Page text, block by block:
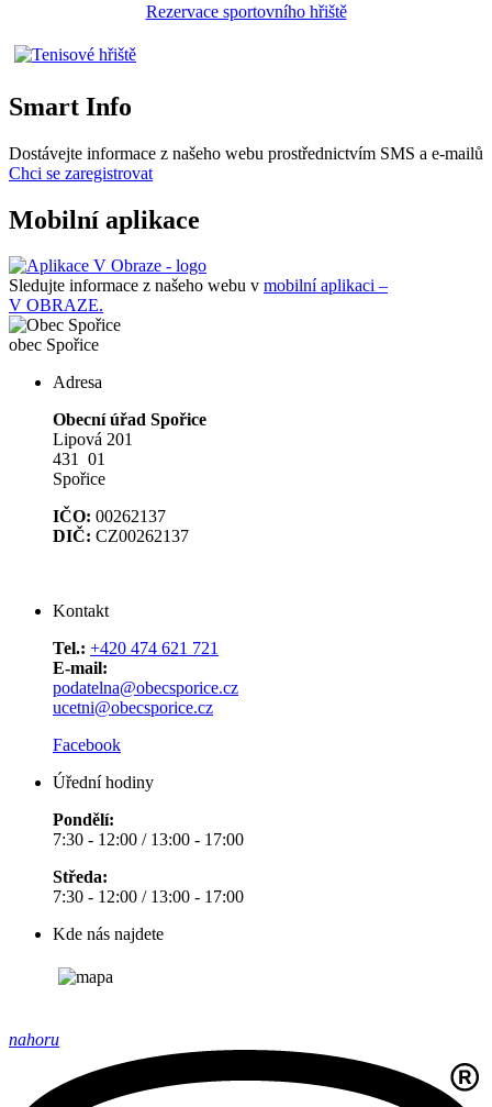
Rezervace sportovního hřiště
Smart Info
Dostávejte informace z našeho webu prostřednictvím SMS a e-mailů
Chci se zaregistrovat
Mobilní aplikace
Sledujte informace z našeho webu v mobilní aplikaci –
V OBRAZE.
obec Spořice
Adresa
Obecní úřad Spořice
Lipová 201
431 01
Spořice
IČO: 00262137
DIČ: CZ00262137
Kontakt
Tel.: +420 474 621 721
E-mail:
podatelna@obecsporice.cz
ucetni@obecsporice.cz
Facebook
Úřední hodiny
Pondělí:
7:30 - 12:00 / 13:00 - 17:00
Středa:
7:30 - 12:00 / 13:00 - 17:00
Kde nás najdete
nahoru